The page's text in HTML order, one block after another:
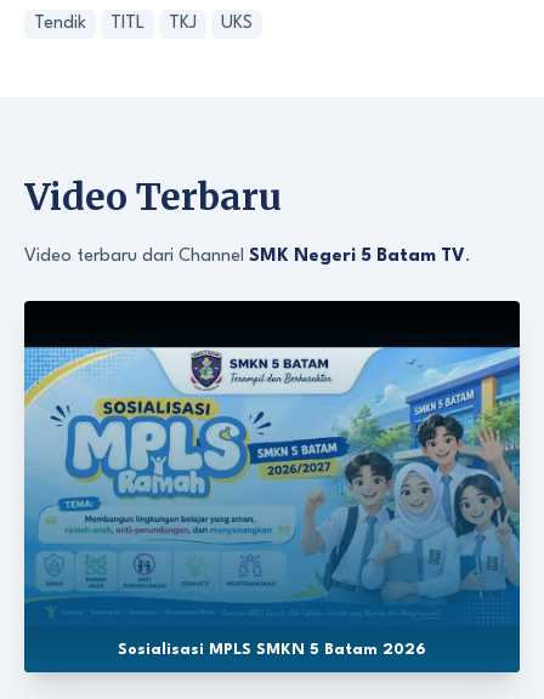
Tendik TITL TKJ UKS
Video Terbaru
Video terbaru dari Channel SMK Negeri 5 Batam TV.
Sosialisasi MPLS SMKN 5 Batam 2026